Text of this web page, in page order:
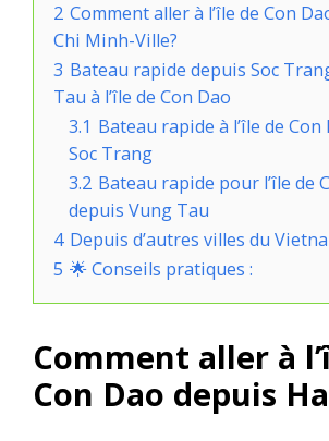
2 Comment aller à l’île de Con
Chi Minh-Ville?
3 Bateau rapide depuis Soc
Tau à l’île de Con Dao
3.1 Bateau rapide à l’île de
Soc Trang
3.2 Bateau rapide pour l’île de
depuis Vung Tau
4 Depuis d’autres villes du
5 🌟 Conseils pratiques :
Comment aller à
Con Dao depuis